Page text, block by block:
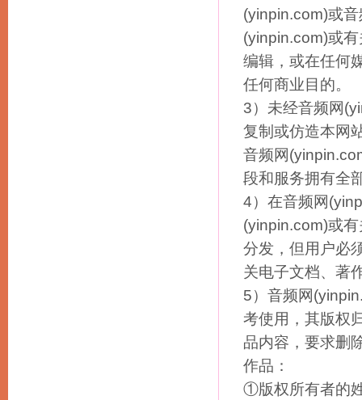
(yinpin.com)或
(yinpin.com)或
编辑，或在任何
任何商业目的。
3）未经音频网
复制或仿造本网
音频网
段和服务拥有全
4）在音频网
(yinpin.com)或
分发，但用户必
关电子文档、著
5）音频网
考使用，其版权
品内容，要求删
作品：
①版权所有者的